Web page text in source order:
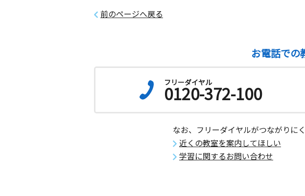
前のページへ戻る
お電話での
フリーダイヤル
0120-372-100
なお、フリーダイヤルがつながりに
近くの教室を案内してほしい
学習に関するお問い合わせ